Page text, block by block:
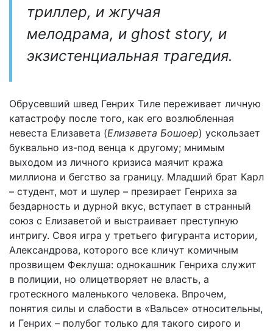
триллер, и жгучая
мелодрама, и ghost story, и
экзистенциальная трагедия.
Обрусевший швед Генрих Тиле переживает личную
катастрофу после того, как его возлюбленная
невеста Елизавета (Елизавета Бошоер) ускользает
буквально из-под венца к другому; мнимым
выходом из личного кризиса маячит кража
миллиона и бегство за границу. Младший брат Карл
– студент, мот и шулер – презирает Генриха за
бездарность и дурной вкус, вступает в странный
союз с Елизаветой и выстраивает преступную
интригу. Своя игра у третьего фигуранта истории,
Александрова, которого все кличут комичным
прозвищем Феклуша: однокашник Генриха служит
в полиции, но олицетворяет не власть, а
гротескного маленького человека. Впрочем,
понятия силы и слабости в «Вальсе» относительны,
и Генрих – полубог только для такого сирого и